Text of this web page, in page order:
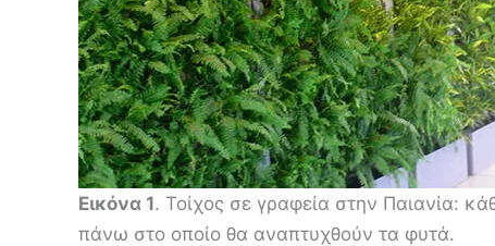
Εικόνα 1. Τοίχος σε γραφεία στην Παιανία:
πάνω στο οποίο θα αναπτυχθούν τα φυτά.